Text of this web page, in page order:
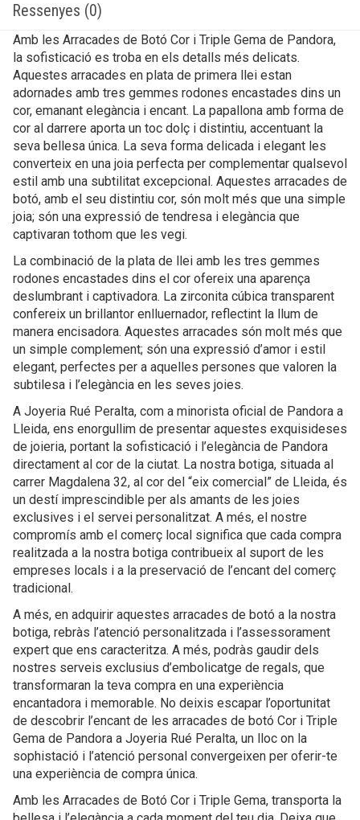
Ressenyes (0)
Amb les Arracades de Botó Cor i Triple Gema de Pandora,
la sofisticació es troba en els detalls més delicats.
Aquestes arracades en plata de primera llei estan
adornades amb tres gemmes rodones encastades dins un
cor, emanant elegància i encant. La papallona amb forma de
cor al darrere aporta un toc dolç i distintiu, accentuant la
seva bellesa única. La seva forma delicada i elegant les
converteix en una joia perfecta per complementar qualsevol
estil amb una subtilitat excepcional. Aquestes arracades de
botó, amb el seu distintiu cor, són molt més que una simple
joia; són una expressió de tendresa i elegància que
captivaran tothom que les vegi.
La combinació de la plata de llei amb les tres gemmes
rodones encastades dins el cor ofereix una aparença
deslumbrant i captivadora. La zirconita cúbica transparent
confereix un brillantor enlluernador, reflectint la llum de
manera encisadora. Aquestes arracades són molt més que
un simple complement; són una expressió d’amor i estil
elegant, perfectes per a aquelles persones que valoren la
subtilesa i l’elegància en les seves joies.
A Joyeria Rué Peralta, com a minorista oficial de Pandora a
Lleida, ens enorgullim de presentar aquestes exquisideses
de joieria, portant la sofisticació i l’elegància de Pandora
directament al cor de la ciutat. La nostra botiga, situada al
carrer Magdalena 32, al cor del “eix comercial” de Lleida, és
un destí imprescindible per als amants de les joies
exclusives i el servei personalitzat. A més, el nostre
compromís amb el comerç local significa que cada compra
realitzada a la nostra botiga contribueix al suport de les
empreses locals i a la preservació de l’encant del comerç
tradicional.
A més, en adquirir aquestes arracades de botó a la nostra
botiga, rebràs l’atenció personalitzada i l’assessorament
expert que ens caracteritza. A més, podràs gaudir dels
nostres serveis exclusius d’embolicatge de regals, que
transformaran la teva compra en una experiència
encantadora i memorable. No deixis escapar l’oportunitat
de descobrir l’encant de les arracades de botó Cor i Triple
Gema de Pandora a Joyeria Rué Peralta, un lloc on la
sophistació i l’atenció personal convergeixen per oferir-te
una experiència de compra única.
Amb les Arracades de Botó Cor i Triple Gema, transporta la